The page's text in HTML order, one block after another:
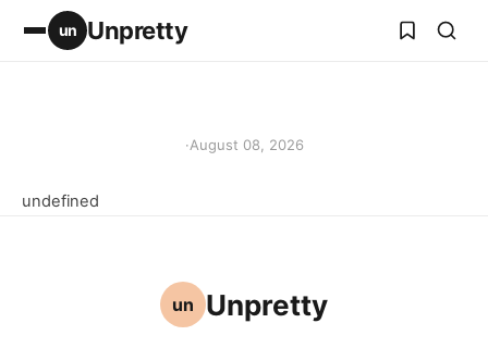
un Unpretty
·August 08, 2026
undefined
un Unpretty